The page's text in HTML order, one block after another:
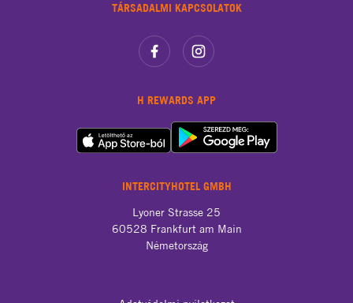
TÁRSADALMI KAPCSOLATOK
H REWARDS APP
INTERCITYHOTEL GMBH
Lyoner Strasse 25
60528 Frankfurt am Main
Németország